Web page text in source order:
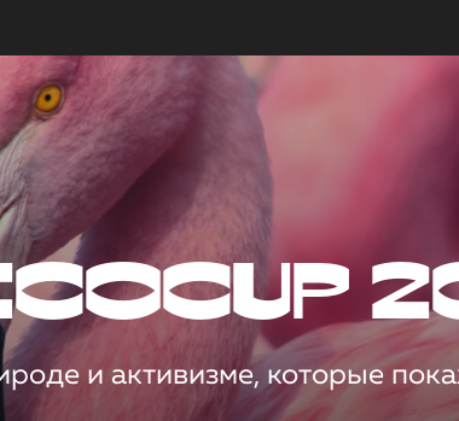
и активизме, которые